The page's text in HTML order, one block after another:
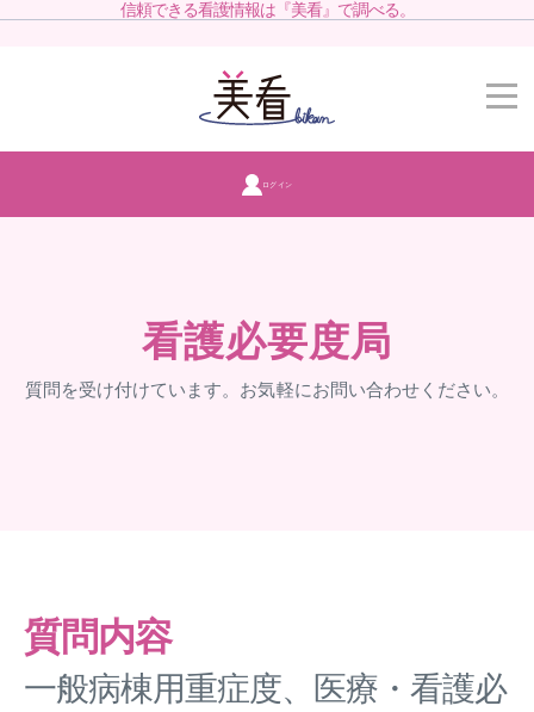
信頼できる看護情報は『美看』で調べる。
ログイン
看護必要度局
質問を受け付けています。お気軽にお問い合わせください。
質問内容
一般病棟用重症度、医療・看護必